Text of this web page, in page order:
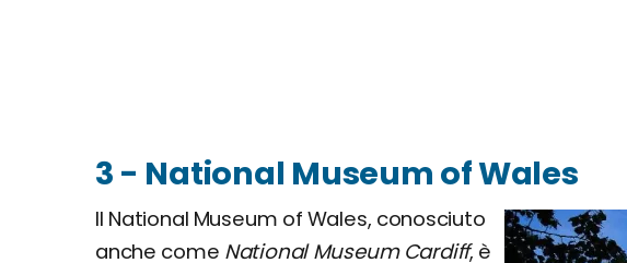
3 - National Museum of Wales
Il National Museum of Wales, conosciuto
anche come National Museum Cardiff, è